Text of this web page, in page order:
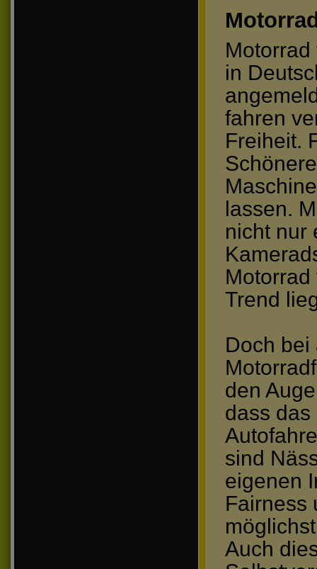
in
fahren
Freiheit.
lassen.
nicht nur
Trend
Doch bei
den
dass
sind
eigenen
Fairness
Auch